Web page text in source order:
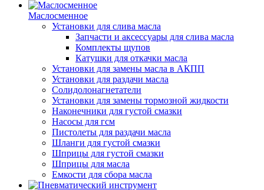
Маслосменное
Установки для слива масла
Запчасти и аксессуары для слива масла
Комплекты щупов
Катушки для откачки масла
Установки для замены масла в АКПП
Установки для раздачи масла
Солидолонагнетатели
Установки для замены тормозной жидкости
Наконечники для густой смазки
Насосы для гсм
Пистолеты для раздачи масла
Шланги для густой смазки
Шприцы для густой смазки
Шприцы для масла
Емкости для сбора масла